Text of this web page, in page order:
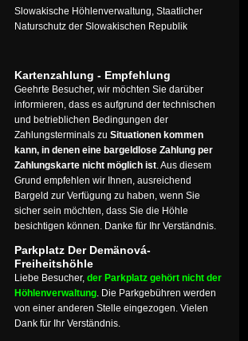
Slowakische Höhlenverwaltung, Staatlicher
Naturschutz der Slowakischen Republik
Kartenzahlung - Empfehlung
Geehrte Besucher, wir möchten Sie darüber
informieren, dass es aufgrund der technischen
und betrieblichen Bedingungen der
Zahlungsterminals zu Situationen kommen
kann, in denen eine bargeldlose Zahlung per
Zahlungskarte nicht möglich ist. Aus diesem
Grund empfehlen wir Ihnen, ausreichend
Bargeld zur Verfügung zu haben, wenn Sie
sicher sein möchten, dass Sie die Höhle
besichtigen können. Danke für Ihr Verständnis.
Parkplatz Der Demänová-
Freiheitshöhle
Liebe Besucher, der Parkplatz gehört nicht der
Höhlenverwaltung. Die Parkgebühren werden
von einer anderen Stelle eingezogen. Vielen
Dank für Ihr Verständnis.